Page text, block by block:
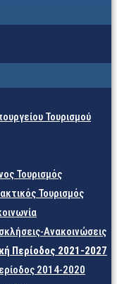
Τουρισμού
Τουρισμός
Τουρισμός
Ανακοινώσεις
Περίοδος 2021-2027
2014-2020